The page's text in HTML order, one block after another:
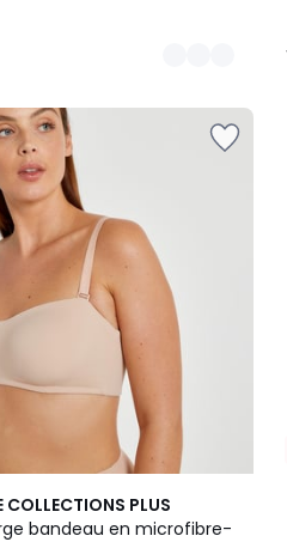
COLLECTIONS PLUS
bandeau en microfibre-